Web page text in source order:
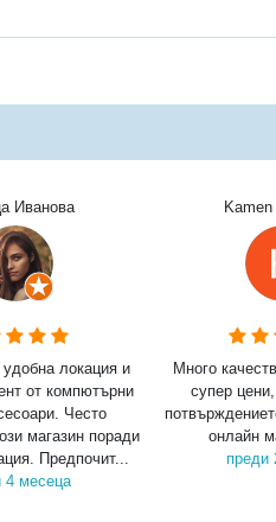
Иванова
удобна локация и
от компютърни
Често
магазин поради
Предпочит...
4 месеца
Много
супер
онлайн
преди